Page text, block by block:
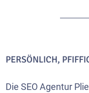
PERSÖNLICH,
Die SEO Agentur